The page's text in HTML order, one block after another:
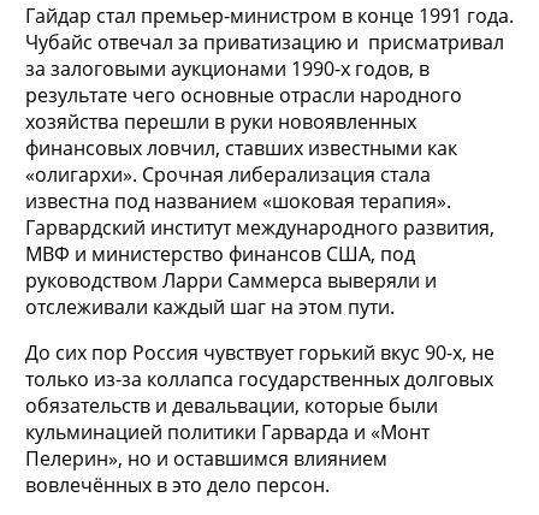
Гайдар стал премьер-министром в конце 1991 года.
Чубайс отвечал за приватизацию и присматривал
за залоговыми аукционами 1990-х годов, в
результате чего основные отрасли народного
хозяйства перешли в руки новоявленных
финансовых ловчил, ставших известными как
«олигархи». Срочная либерализация стала
известна под названием «шоковая терапия».
Гарвардский институт международного развития,
МВФ и министерство финансов США, под
руководством Ларри Саммерса выверяли и
отслеживали каждый шаг на этом пути.
До сих пор Россия чувствует горький вкус 90-х, не
только из-за коллапса государственных долговых
обязательств и девальвации, которые были
кульминацией политики Гарварда и «Монт
Пелерин», но и оставшимся влиянием
вовлечённых в это дело персон.